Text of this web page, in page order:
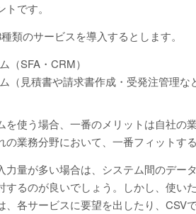
です。
類のサービスを導入するとします。
（SFA・CRM）
（見積書や請求書作成・受発注管理な
を使う場合、一番のメリットは自社の
の業務分野において、一番フィットす
力量が多い場合は、システム間のデー
するのが良いでしょう。しかし、使
、各サービスに要望を出したり、CSV